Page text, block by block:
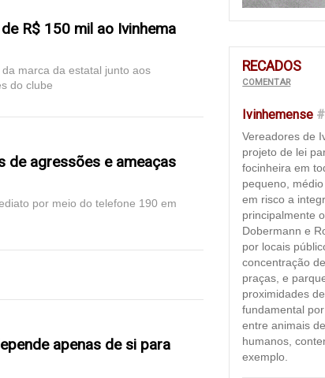
R$ 150 mil ao Ivinhema
marca da estatal junto aos
do clube
de agressões e ameaças
por meio do telefone 190 em
apenas de si para
RECADOS
COMENTAR
Ivinhemense
Vereadores de
projeto de lei
focinheira em
pequeno,
em risco a
principalmente
Dobermann e
por locais
concentração
praças, e
proximidades
fundamental
entre animais
humanos,
exemplo.